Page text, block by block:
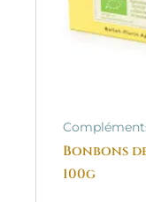
Bonbons
100g